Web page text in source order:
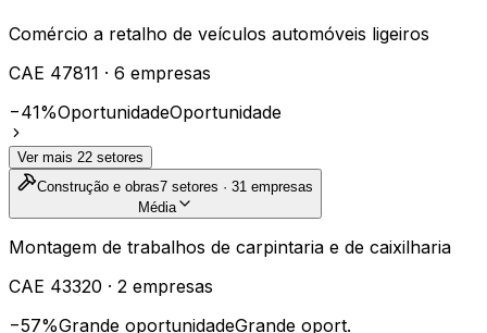
Comércio a retalho de veículos automóveis ligeiros
CAE 47811 · 6 empresas
−41%OportunidadeOportunidade
Ver mais 22 setores
Construção e obras7 setores · 31 empresas
Média
Montagem de trabalhos de carpintaria e de caixilharia
CAE 43320 · 2 empresas
−57%Grande oportunidadeGrande oport.